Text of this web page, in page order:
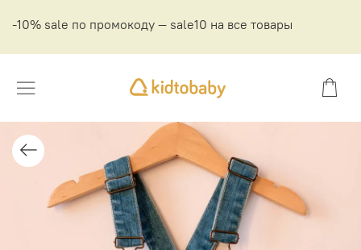
-10% sale по промокоду — sale10 на все товары